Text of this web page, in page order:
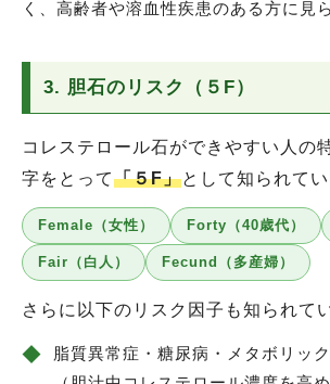
く、高齢者や溶血性疾患のある方に見
3. 胆石のリスク（５F）
コレステロール石ができやすい人の
字をとって「５F」として知られてい
Female（女性） Forty（40歳代）
Fair（白人） Fecund（多産婦）
さらに以下のリスク因子も知られて
◆
脂質異常症・糖尿病・メタボリッ